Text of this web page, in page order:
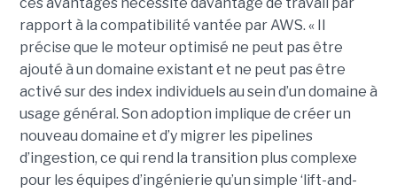
rapport à la compatibilité vantée par AWS. « Il
précise que le moteur optimisé ne peut pas être
ajouté à un domaine existant et ne peut pas être
activé sur des index individuels au sein d’un domaine à
usage général. Son adoption implique de créer un
nouveau domaine et d’y migrer les pipelines
d’ingestion, ce qui rend la transition plus complexe
pour les équipes d’ingénierie qu’un simple ‘lift-and-